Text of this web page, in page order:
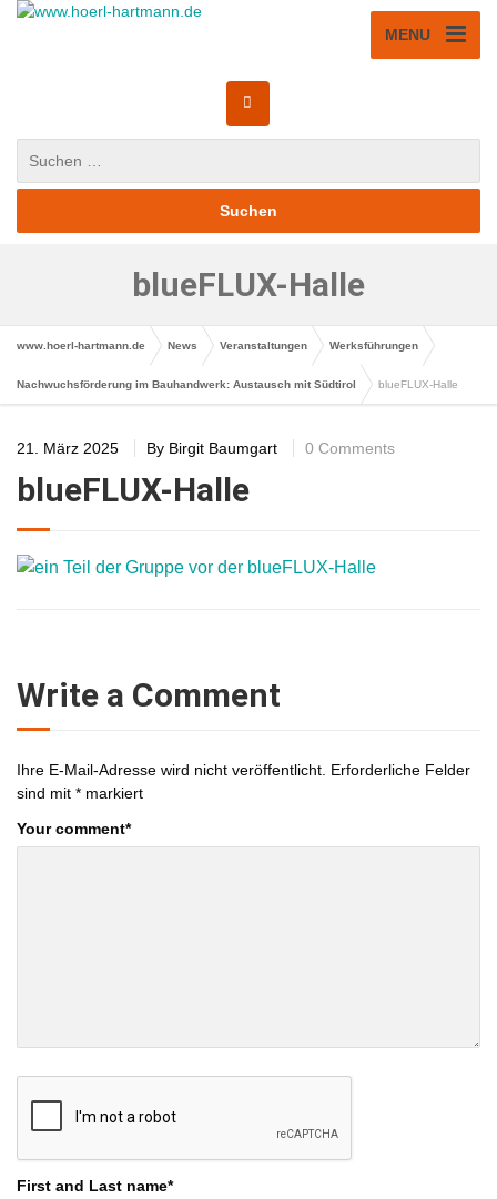
MENU
blueFLUX-Halle
www.hoerl-hartmann.de News Veranstaltungen Werksführungen
Nachwuchsförderung im Bauhandwerk: Austausch mit Südtirol blueFLUX-Halle
21. März 2025 By Birgit Baumgart 0 Comments
blueFLUX-Halle
Write a Comment
Ihre E-Mail-Adresse wird nicht veröffentlicht. Erforderliche Felder
sind mit * markiert
Your comment*
First and Last name*